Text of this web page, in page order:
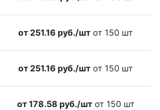
от 251.16 руб./шт от 150 шт
от 251.16 руб./шт от 150 шт
от 178.58 руб./штот 150 шт